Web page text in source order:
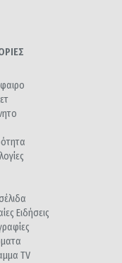
Ειδήσεις
TV